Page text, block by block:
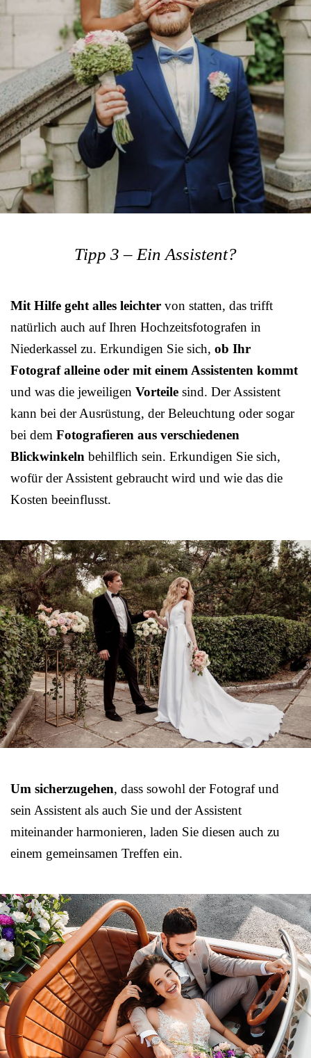
Tipp 3 – Ein Assistent?
Mit Hilfe geht alles leichter von statten, das trifft
natürlich auch auf Ihren Hochzeitsfotografen in
Niederkassel zu. Erkundigen Sie sich, ob Ihr
Fotograf alleine oder mit einem Assistenten kommt
und was die jeweiligen Vorteile sind. Der Assistent
kann bei der Ausrüstung, der Beleuchtung oder sogar
bei dem Fotografieren aus verschiedenen
Blickwinkeln behilflich sein. Erkundigen Sie sich,
wofür der Assistent gebraucht wird und wie das die
Kosten beeinflusst.
Um sicherzugehen, dass sowohl der Fotograf und
sein Assistent als auch Sie und der Assistent
miteinander harmonieren, laden Sie diesen auch zu
einem gemeinsamen Treffen ein.